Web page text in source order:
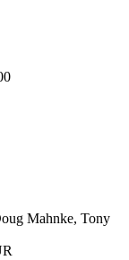
Mahnke, Tony